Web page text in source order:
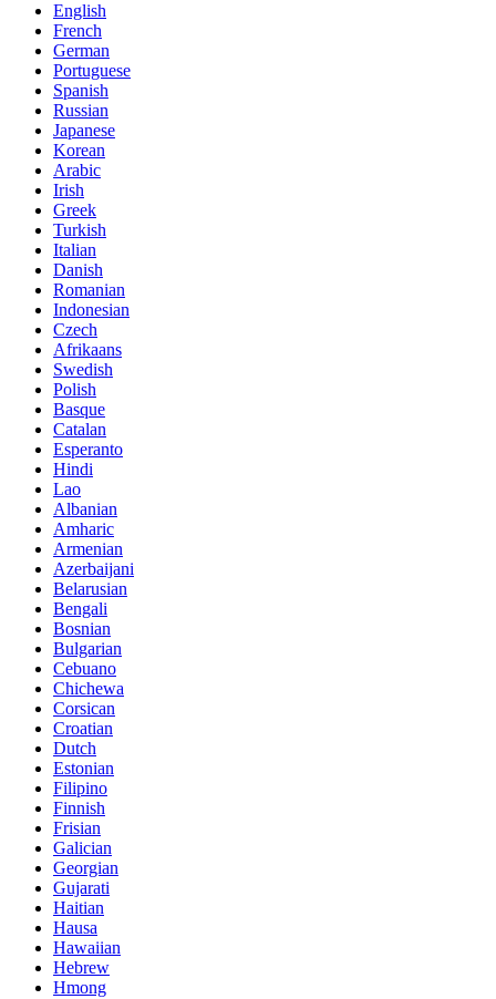
English
French
German
Portuguese
Spanish
Russian
Japanese
Korean
Arabic
Irish
Greek
Turkish
Italian
Danish
Romanian
Indonesian
Czech
Afrikaans
Swedish
Polish
Basque
Catalan
Esperanto
Hindi
Lao
Albanian
Amharic
Armenian
Azerbaijani
Belarusian
Bengali
Bosnian
Bulgarian
Cebuano
Chichewa
Corsican
Croatian
Dutch
Estonian
Filipino
Finnish
Frisian
Galician
Georgian
Gujarati
Haitian
Hausa
Hawaiian
Hebrew
Hmong